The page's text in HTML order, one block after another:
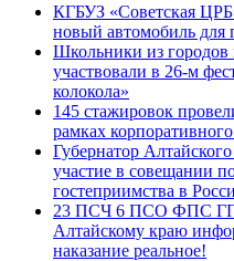
КГБУЗ «Советская
новый автомобиль для
Школьники из городов
участвовали в 26-м
колокола»
145 стажировок
рамках
Губернатор
участие в совещании
гостеприимства в
23 ПСЧ 6 ПСО ФПС
Алтайскому краю
наказание реальное!